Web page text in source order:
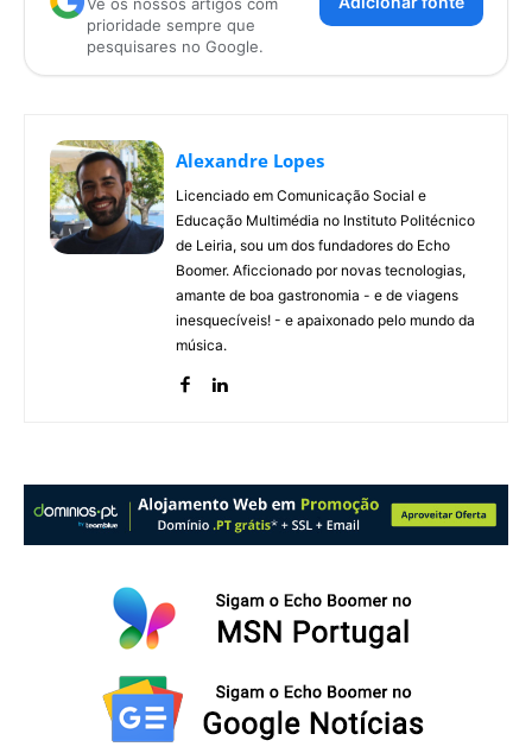
prioridade sempre que
pesquisares no Google.
Alexandre Lopes
Licenciado em Comunicação Social e
Educação Multimédia no Instituto Politécnico
de Leiria, sou um dos fundadores do Echo
Boomer. Aficcionado por novas tecnologias,
amante de boa gastronomia - e de viagens
inesquecíveis! - e apaixonado pelo mundo da
música.